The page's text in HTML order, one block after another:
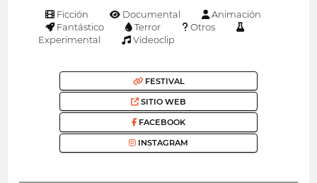
Ficción Documental
Animación
Fantástico
Terror
Otros
Experimental
Videoclip
FESTIVAL
SITIO WEB
FACEBOOK
INSTAGRAM